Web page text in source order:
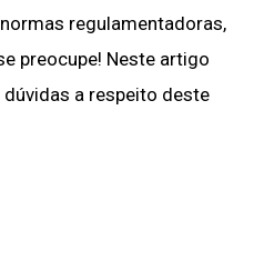
regulamentadoras,
preocupe! Neste artigo
a respeito deste